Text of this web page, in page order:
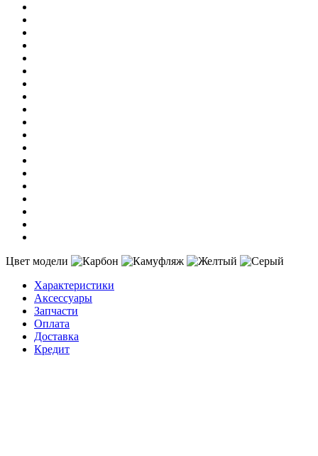
Цвет модели
Характеристики
Аксессуары
Запчасти
Оплата
Доставка
Кредит